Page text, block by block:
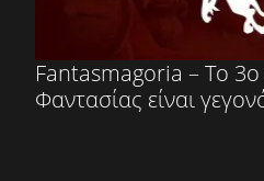
Fantasmagoria – Το
Φαντασίας είναι